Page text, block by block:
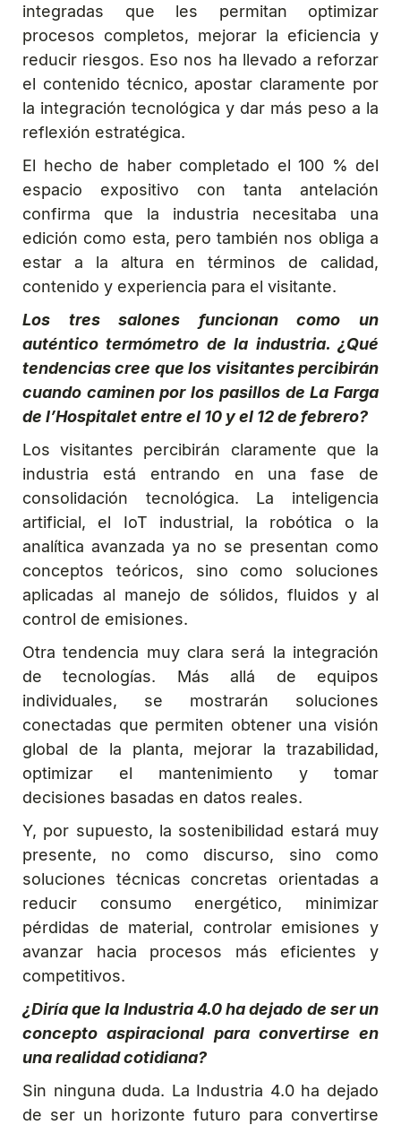
integradas que les permitan optimizar
procesos completos, mejorar la eficiencia y
reducir riesgos. Eso nos ha llevado a reforzar
el contenido técnico, apostar claramente por
la integración tecnológica y dar más peso a la
reflexión estratégica.
El hecho de haber completado el 100 % del
espacio expositivo con tanta antelación
confirma que la industria necesitaba una
edición como esta, pero también nos obliga a
estar a la altura en términos de calidad,
contenido y experiencia para el visitante.
Los tres salones funcionan como un
auténtico termómetro de la industria. ¿Qué
tendencias cree que los visitantes percibirán
cuando caminen por los pasillos de La Farga
de l’Hospitalet entre el 10 y el 12 de febrero?
Los visitantes percibirán claramente que la
industria está entrando en una fase de
consolidación tecnológica. La inteligencia
artificial, el IoT industrial, la robótica o la
analítica avanzada ya no se presentan como
conceptos teóricos, sino como soluciones
aplicadas al manejo de sólidos, fluidos y al
control de emisiones.
Otra tendencia muy clara será la integración
de tecnologías. Más allá de equipos
individuales, se mostrarán soluciones
conectadas que permiten obtener una visión
global de la planta, mejorar la trazabilidad,
optimizar el mantenimiento y tomar
decisiones basadas en datos reales.
Y, por supuesto, la sostenibilidad estará muy
presente, no como discurso, sino como
soluciones técnicas concretas orientadas a
reducir consumo energético, minimizar
pérdidas de material, controlar emisiones y
avanzar hacia procesos más eficientes y
competitivos.
¿Diría que la Industria 4.0 ha dejado de ser un
concepto aspiracional para convertirse en
una realidad cotidiana?
Sin ninguna duda. La Industria 4.0 ha dejado
de ser un horizonte futuro para convertirse